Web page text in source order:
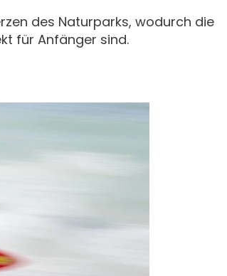
des Naturparks, wodurch die
für Anfänger sind.